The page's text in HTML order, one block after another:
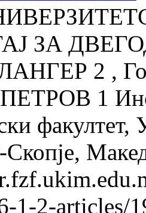
ЗА
ЛАНГЕР 2 ,
1
факултет,
Скопје,
1-2-articles/